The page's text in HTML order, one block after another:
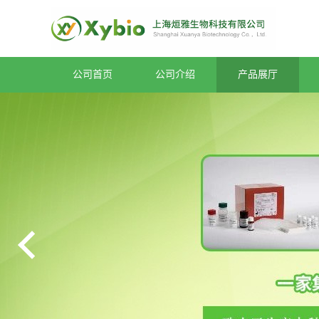
公司首页 公司介绍 产品展厅